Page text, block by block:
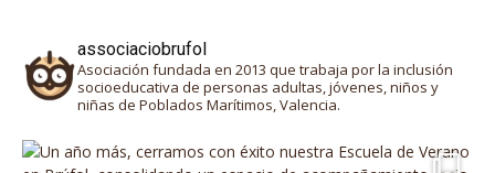
associaciobrufol
Asociación fundada en 2013 que trabaja por la inclusión
socioeducativa de personas adultas, jóvenes, niños y
niñas de Poblados Marítimos, Valencia.